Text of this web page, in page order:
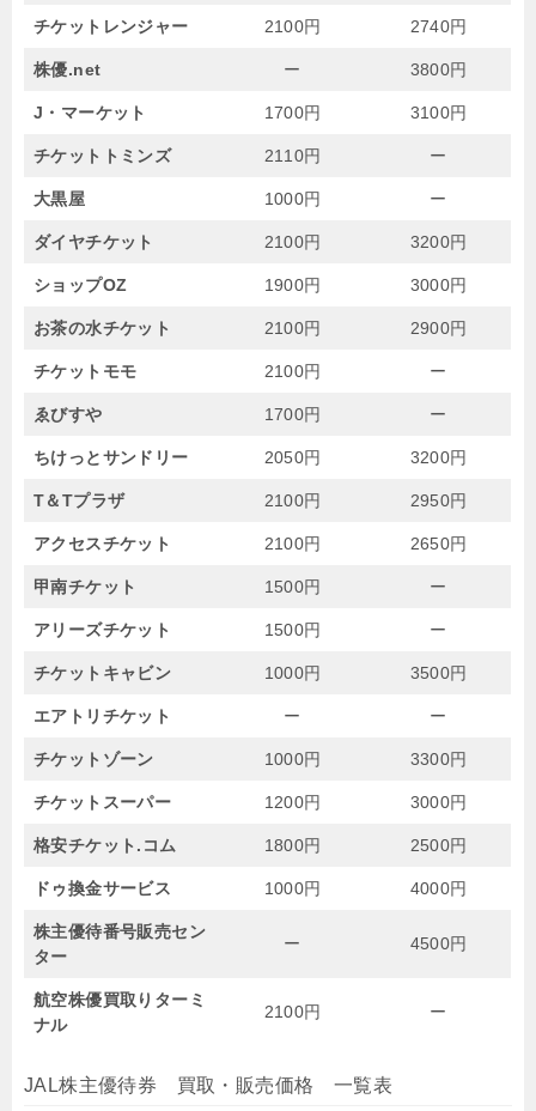
チケットレンジャー 2100円 2740円
株優.net ー 3800円
J・マーケット 1700円 3100円
チケットトミンズ 2110円 ー
大黒屋 1000円 ー
ダイヤチケット 2100円 3200円
ショップOZ 1900円 3000円
お茶の水チケット 2100円 2900円
チケットモモ 2100円 ー
ゑびすや 1700円 ー
ちけっとサンドリー 2050円 3200円
T＆Tプラザ 2100円 2950円
アクセスチケット 2100円 2650円
甲南チケット 1500円 ー
アリーズチケット 1500円 ー
チケットキャビン 1000円 3500円
エアトリチケット ー ー
チケットゾーン 1000円 3300円
チケットスーパー 1200円 3000円
格安チケット.コム 1800円 2500円
ドゥ換金サービス 1000円 4000円
株主優待番号販売セン
ター
ー 4500円
航空株優買取りターミ
ナル
2100円 ー
JAL株主優待券 買取・販売価格 一覧表